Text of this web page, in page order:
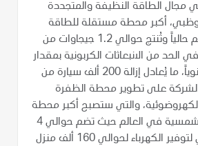
في مجال الطاقة النظيفة والمتجددة
أكبر محطة مستقلة للطاقة
الشمسية في العالم حالياً وتُنتج حوالي 1.2 جيجاوات من
الحد من الانبعاثات الكربونية بمقدار
مليون طن متري سنوياً، ما يُعادل إزالة 200 ألف سيارة من
على تطوير محطة الظفرة
والتي ستصبح أكبر محطة
مستقلة للطاقة الشمسية في العالم حيث تضم حوالي 4
ملايين لوح شمسي لتوفير الكهرباء لحوالي 160 ألف منزل